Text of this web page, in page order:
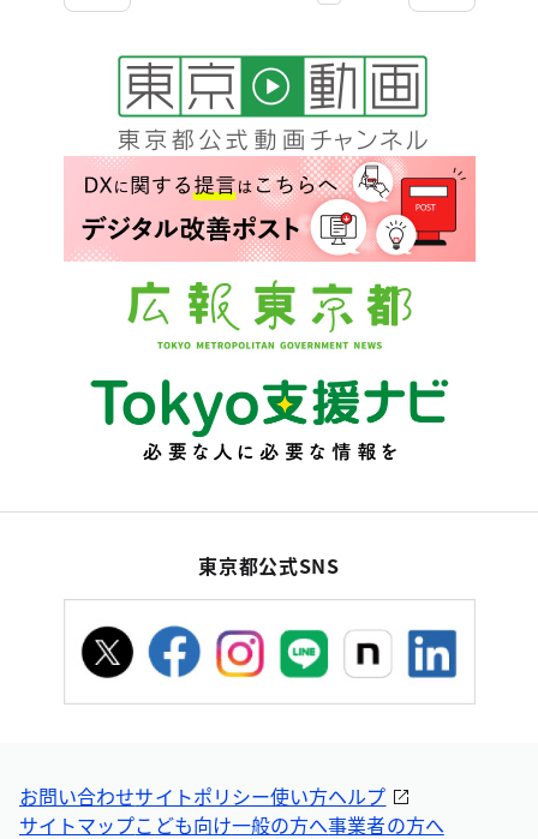
東京都公式SNS
お問い合わせサイトポリシー使い方ヘルプ
サイトマップこども向け一般の方へ事業者の方へ